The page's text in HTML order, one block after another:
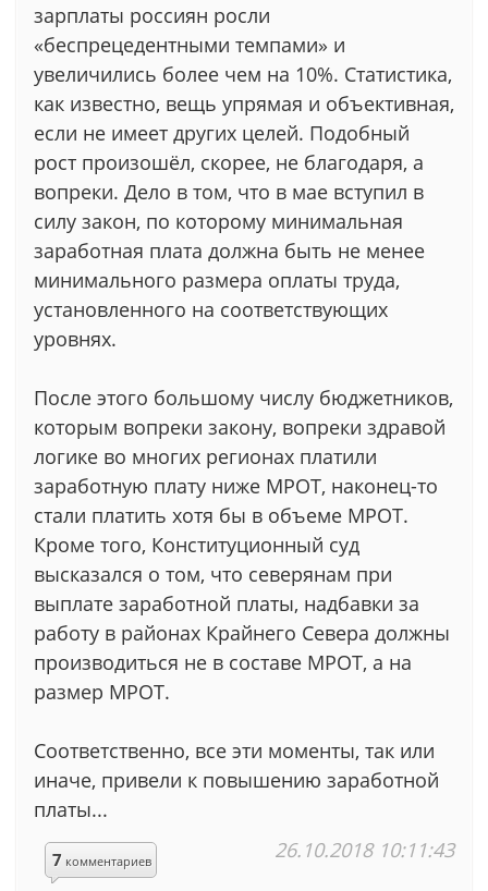
зарплаты россиян росли
«беспрецедентными темпами» и
увеличились более чем на 10%. Статистика,
как известно, вещь упрямая и объективная,
если не имеет других целей. Подобный
рост произошёл, скорее, не благодаря, а
вопреки. Дело в том, что в мае вступил в
силу закон, по которому минимальная
заработная плата должна быть не менее
минимального размера оплаты труда,
установленного на соответствующих
уровнях.
После этого большому числу бюджетников,
которым вопреки закону, вопреки здравой
логике во многих регионах платили
заработную плату ниже МРОТ, наконец-то
стали платить хотя бы в объеме МРОТ.
Кроме того, Конституционный суд
высказался о том, что северянам при
выплате заработной платы, надбавки за
работу в районах Крайнего Севера должны
производиться не в составе МРОТ, а на
размер МРОТ.
Соответственно, все эти моменты, так или
иначе, привели к повышению заработной
платы...
7 комментариев 26.10.2018 10:11:43